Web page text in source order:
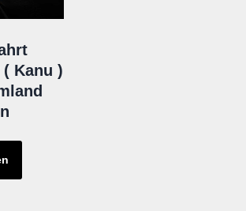
Kanu )